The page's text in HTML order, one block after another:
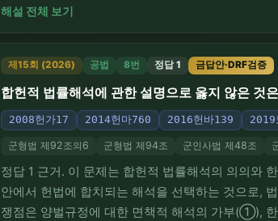
기속력을 갖는지, 그 기속력에 반하는 법원의 재판
취소 대상인지, 그리고 위헌소원을 거치지 않은 乙
해설 전체 보기
제15회 (2026) 공법 8번 정답 1 금답안·DRF검증
합헌적 법률해석에 관한 설명으로 옳지 않은 것
2008헌가17 2014헌마760 2016헌바139 2019
군형법 제92조의6 군형법 제94조 군인사법 제48조
정답 1 근거. 이 문제는 합헌적 법률해석의 의의와
안에서 헌법에 합치되는 해석을 선택하는 것으로,
쟁점은 양벌규정에 대한 면책적 해석의 가부(①),